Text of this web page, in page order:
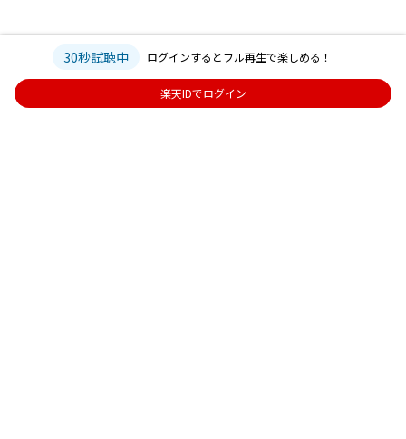
30秒試聴中 ログインするとフル再生で楽しめる！
楽天IDでログイン